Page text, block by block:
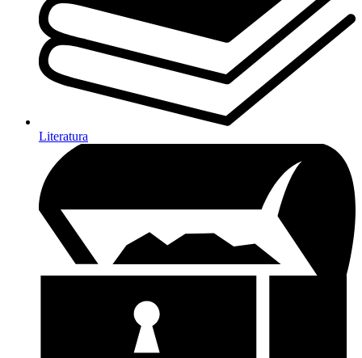
Literatura